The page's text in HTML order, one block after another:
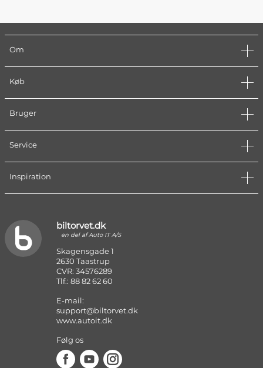
Om
Køb
Bruger
Service
Inspiration
biltorvet.dk
en del af Auto IT A/S
Skagensgade 1
2630 Taastrup
CVR: 34576289
Tlf.: 88 82 62 60
E-mail:
support@biltorvet.dk
www.autoit.dk
Følg os